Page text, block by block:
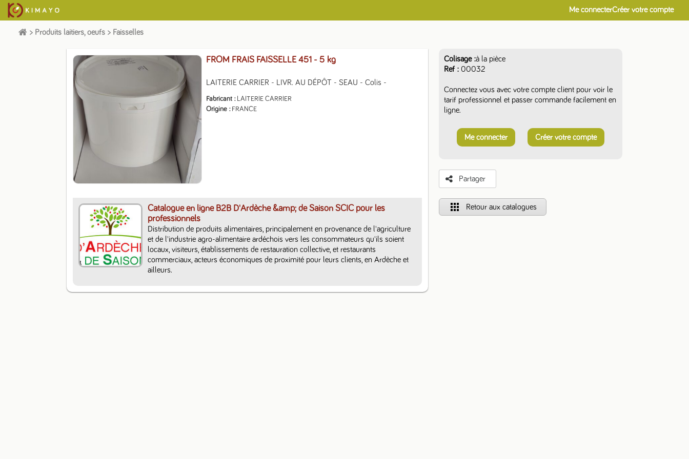
Me connecterCréer votre compte
> Produits laitiers, oeufs > Faisselles
FROM FRAIS FAISSELLE 451 - 5 kg
LAITERIE CARRIER - LIVR. AU DÉPÔT - SEAU - Colis -
Fabricant
LAITERIE CARRIER
Origine
FRANCE
Catalogue en ligne B2B D'Ardèche &amp; de Saison SCIC pour les
professionnels
Distribution de produits alimentaires, principalement en provenance de l'agriculture
et de l'industrie agro-alimentaire ardéchois vers les consommateurs qu'ils soient
locaux, visiteurs, établissements de restauration collective, et restaurants
commerciaux, acteurs économiques de proximité pour leurs clients, en Ardèche et
ailleurs.
Colisage à la pièce
Ref
00032
Connectez vous avec votre compte client pour voir le
tarif professionnel et passer commande facilement en
ligne.
Me connecter Créer votre compte
Partager
apps Retour aux catalogues